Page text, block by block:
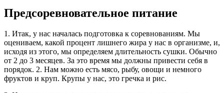
Предсоревновательное питание
1. Итак, у нас началась подготовка к соревнованиям. Мы
оцениваем, какой процент лишнего жира у нас в организме, и,
исходя из этого, мы определяем длительность сушки. Обычно
от 2 до 3 месяцев. За это время мы должны привести себя в
порядок. 2. Нам можно есть мясо, рыбу, овощи и немного
фруктов и круп. Крупы у нас, это гречка и рис.